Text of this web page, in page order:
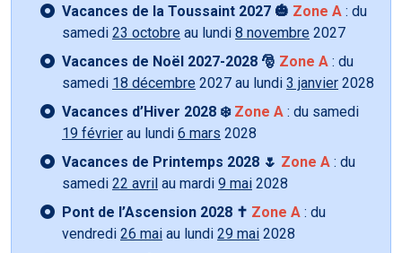
Vacances de la Toussaint 2027 🎃 Zone A : du
samedi 23 octobre au lundi 8 novembre 2027
Vacances de Noël 2027-2028 🎅 Zone A : du
samedi 18 décembre 2027 au lundi 3 janvier 2028
Vacances d’Hiver 2028 ❄️ Zone A : du samedi
19 février au lundi 6 mars 2028
Vacances de Printemps 2028 🌷 Zone A : du
samedi 22 avril au mardi 9 mai 2028
Pont de l’Ascension 2028 ✝️ Zone A : du
vendredi 26 mai au lundi 29 mai 2028